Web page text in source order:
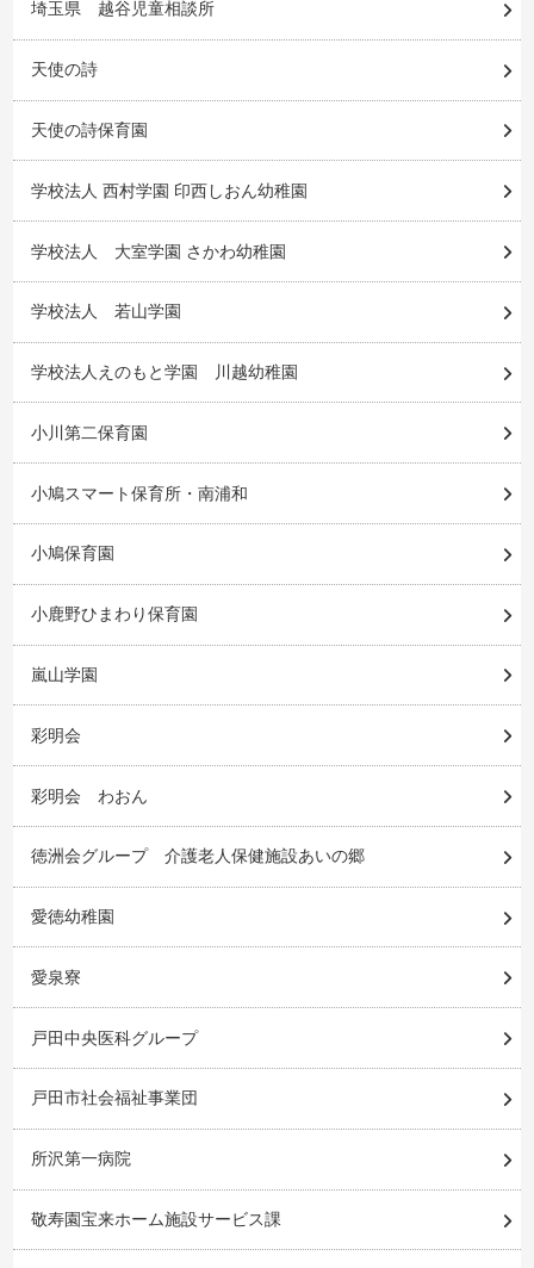
埼玉県 越谷児童相談所
天使の詩
天使の詩保育園
学校法人 西村学園 印西しおん幼稚園
学校法人 大室学園 さかわ幼稚園
学校法人 若山学園
学校法人えのもと学園 川越幼稚園
小川第二保育園
小鳩スマート保育所・南浦和
小鳩保育園
小鹿野ひまわり保育園
嵐山学園
彩明会
彩明会 わおん
徳洲会グループ 介護老人保健施設あいの郷
愛徳幼稚園
愛泉寮
戸田中央医科グループ
戸田市社会福祉事業団
所沢第一病院
敬寿園宝来ホーム施設サービス課